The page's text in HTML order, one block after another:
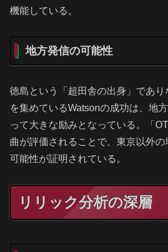
機能している。
地方発信の可能性
徳島という「超田舎の出身」であり
を集めているWatsonの成功は、地
って大きな励みとなっている。「
曲が評価されることで、東京以外
可能性が証明されている。
リリック分析の深層